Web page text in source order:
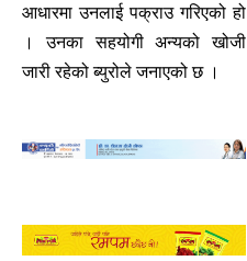
आधारमा उनलाई पक्राउ गरिएको हो
। उनका सहयोगी अन्यको खोजी
जारी रहेको ब्युरोले जनाएको छ ।